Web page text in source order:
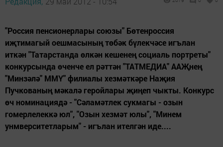
"Россия пенсионерла­ры союзы" Бөтенроссия
иҗтимагый оешмасының төбәк бүлекчәсе игълан
иткән "Татарстанда өлкән кешенең соци­аль портреты"
конкур­сында өченче ел рәттән "ТАТМЕДИА" ААҖнең
"Минзәлә" ММҮ" фили­алы хезмәткәре Наҗия
Пучкованың мәкалә ге­ройлары җиңеп чыкты. Конкурс
өч номинациядә - "Сәламәтлек сукма­гы - озын
гомерлелеккә юл", "Озын хезмәт юлы", "Минем
унмверситетла­рым" - игълан ителгән иде....